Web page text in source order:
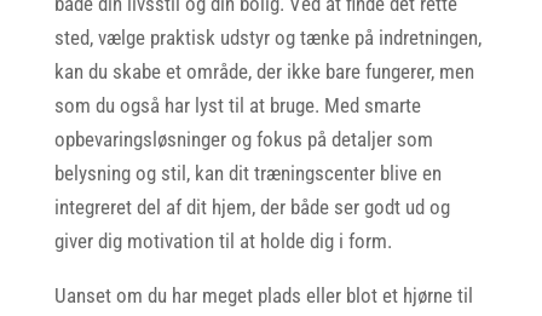
sted, vælge praktisk udstyr og tænke på indretningen,
kan du skabe et område, der ikke bare fungerer, men
som du også har lyst til at bruge. Med smarte
opbevaringsløsninger og fokus på detaljer som
belysning og stil, kan dit træningscenter blive en
integreret del af dit hjem, der både ser godt ud og
giver dig motivation til at holde dig i form.
Uanset om du har meget plads eller blot et hjørne til